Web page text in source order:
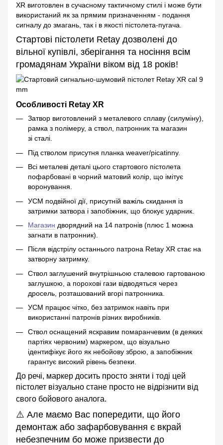
XR виготовлен в сучасному тактичному стилі і може бути
використаний як за прямим призначенням - подання
сигналу до змагань, так і в якості пістолета-пугача.
Стартові пістолети Retay дозволені до
вільної купівлі, зберігання та носіння всім
громадянам України віком від 18 років!
Особливості Retay XR
Затвор виготовлений з металевого сплаву (силуміну),
рамка з полімеру, а ствол, патронник та магазин
зі сталі.
Під стволом присутня планка weaver/picatinny.
Всі металеві деталі цього стартового пістолета
пофарбовані в чорний матовий колір, що імітує
воронування.
УСМ подвійної дії, присутній важіль скидання із
затримки затвора і запобіжник, що блокує ударник.
Магазин дворядний на 14 патронів (плюс 1 можна
загнати в патронник).
Після відстрілу останнього патрона Retay XR стає на
затворну затримку.
Ствол заглушений внутрішньою сталевою гартованою
заглушкою, а порохові гази відводяться через
дросель, розташований вгорі патронника.
УСМ працює чітко, без затримок навіть при
використанні патронів різних виробників.
Ствол оснащений яскравим помаранчевим (в деяких
партіях червоним) маркером, що візуально
ідентифікує його як небойову зброю, а запобіжник
гарантує високий рівень безпеки.
До речі, маркер досить просто зняти і тоді цей
пістолет візуально стане просто не відрізнити від
свого бойового аналога.
⚠️ Але маємо Вас попередити, що його
демонтаж або зафарбовування є вкрай
небезпечним бо може призвести до